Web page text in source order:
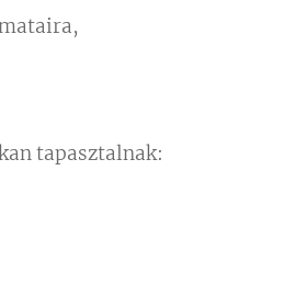
tapasztalnak: